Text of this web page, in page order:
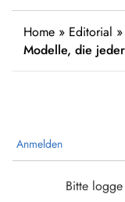
Home » Editorial »
Modelle, die
Anmelden
Bitte